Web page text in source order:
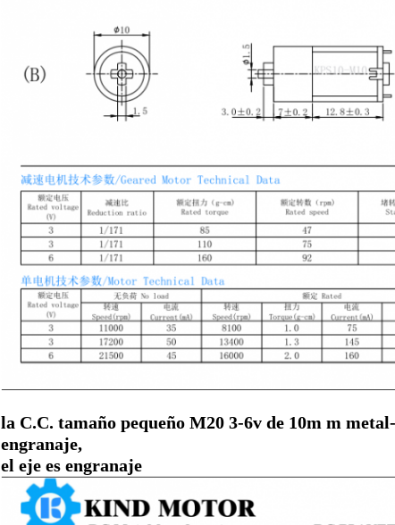
la C.C. tamaño pequeño M20 3-6v de 10m m
engranaje,
el eje es engranaje